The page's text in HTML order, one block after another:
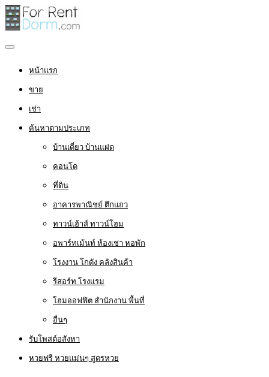
หน้าแรก
ขาย
เช่า
ค้นหาตามประเภท
บ้านเดี่ยว บ้านแฝด
คอนโด
ที่ดิน
อาคารพาณิชย์ ตึกแถว
ทาวน์เฮ้าส์ ทาวน์โฮม
อพาร์ทเม้นท์ ห้องเช่า หอพัก
โรงงาน โกดัง คลังสินค้า
รีสอร์ท โรงแรม
โฮมออฟฟิต สำนักงาน พื้นที่
อื่นๆ
รับโพสต์อสังหา
หวยฟรี หวยแม่นๆ สูตรหวย